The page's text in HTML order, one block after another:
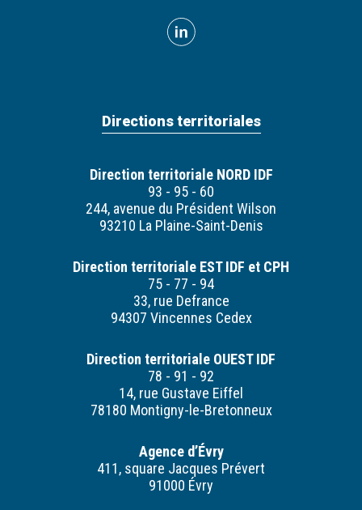
Directions territoriales
Direction territoriale NORD IDF
93 - 95 - 60
244, avenue du Président Wilson
93210 La Plaine-Saint-Denis
Direction territoriale EST IDF et CPH
75 - 77 - 94
33, rue Defrance
94307 Vincennes Cedex
Direction territoriale OUEST IDF
78 - 91 - 92
14, rue Gustave Eiffel
78180 Montigny-le-Bretonneux
Agence d’Évry
411, square Jacques Prévert
91000 Évry